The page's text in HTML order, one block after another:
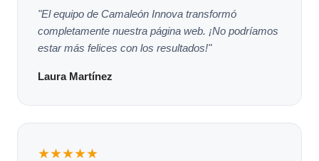
"El equipo de Camaleón Innova transformó
completamente nuestra página web. ¡No podríamos
estar más felices con los resultados!"
Laura Martínez
★★★★★